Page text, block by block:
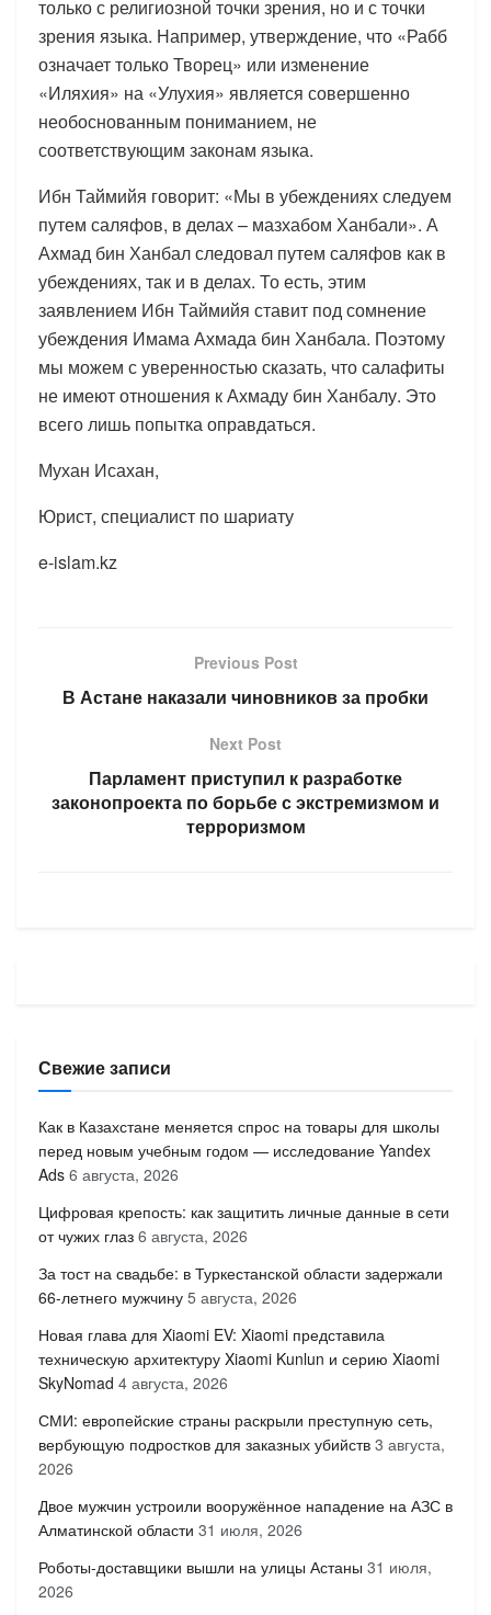
только с религиозной точки зрения, но и с точки
зрения языка. Например, утверждение, что «Рабб
означает только Творец» или изменение
«Иляхия» на «Улухия» является совершенно
необоснованным пониманием, не
соответствующим законам языка.
Ибн Таймийя говорит: «Мы в убеждениях следуем
путем саляфов, в делах – мазхабом Ханбали». А
Ахмад бин Ханбал следовал путем саляфов как в
убеждениях, так и в делах. То есть, этим
заявлением Ибн Таймийя ставит под сомнение
убеждения Имама Ахмада бин Ханбала. Поэтому
мы можем с уверенностью сказать, что салафиты
не имеют отношения к Ахмаду бин Ханбалу. Это
всего лишь попытка оправдаться.
Мухан Исахан,
Юрист, специалист по шариату
e-islam.kz
Previous Post
В Астане наказали чиновников за пробки
Next Post
Парламент приступил к разработке
законопроекта по борьбе с экстремизмом и
терроризмом
Свежие записи
Как в Казахстане меняется спрос на товары для школы
перед новым учебным годом — исследование Yandex
Ads 6 августа, 2026
Цифровая крепость: как защитить личные данные в сети
от чужих глаз 6 августа, 2026
За тост на свадьбе: в Туркестанской области задержали
66-летнего мужчину 5 августа, 2026
Новая глава для Xiaomi EV: Xiaomi представила
техническую архитектуру Xiaomi Kunlun и серию Xiaomi
SkyNomad 4 августа, 2026
СМИ: европейские страны раскрыли преступную сеть,
вербующую подростков для заказных убийств 3 августа,
2026
Двое мужчин устроили вооружённое нападение на АЗС в
Алматинской области 31 июля, 2026
Роботы-доставщики вышли на улицы Астаны 31 июля,
2026